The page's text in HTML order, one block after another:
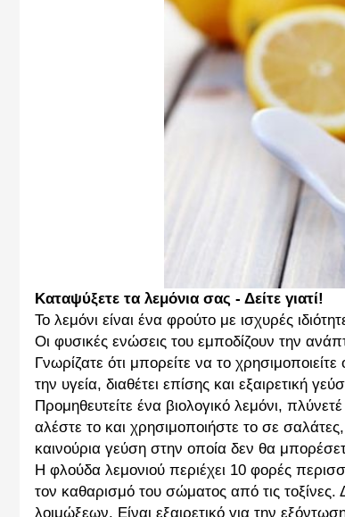
Καταψύξετε τα λεμόνια σας - Δείτε γιατί!
Το λεμόνι είναι ένα φρούτο με ισχυρές
Οι φυσικές ενώσεις του εμποδίζουν την
Γνωρίζατε ότι μπορείτε να το
την υγεία, διαθέτει επίσης και εξαιρετική
Προμηθευτείτε ένα βιολογικό λεμόνι,
αλέστε το και χρησιμοποιήστε το σε
καινούρια γεύση στην οποία δεν θα
Η φλούδα λεμονιού περιέχει 10 φορές
τον καθαρισμό του σώματος από τις
λοιμώξεων. Είναι εξαιρετικό για την